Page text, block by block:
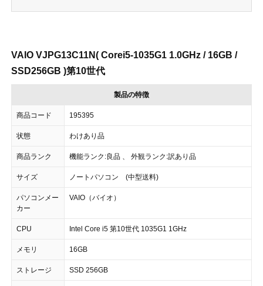
VAIO VJPG13C11N( Corei5-1035G1 1.0GHz / 16GB /
SSD256GB )第10世代
製品の特徴
商品コード 195395
状態 わけあり品
商品ランク 機能ランク:良品 、 外観ランク:訳あり品
サイズ ノートパソコン (中型送料)
パソコンメー
カー
VAIO（バイオ）
CPU Intel Core i5 第10世代 1035G1 1GHz
メモリ 16GB
ストレージ SSD 256GB